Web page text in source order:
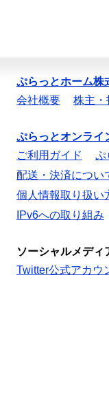
ぷらっとホーム株
会社概要
株主・
ぷらっとオンライ
ご利用ガイド
ぷ
配送・決済につい
個人情報取り扱い
IPv6への取り組み
ソーシャルメディ
Twitter公式アカウ